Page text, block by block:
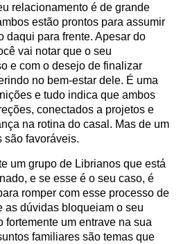
relacionamento é de grande
estão prontos para assumir
daqui para frente. Apesar do
vai notar que o seu
e com o desejo de finalizar
no bem-estar dele. É uma
e tudo indica que ambos
conectados a projetos e
na rotina do casal. Mas de um
são favoráveis.
um grupo de Librianos que está
e se esse é o seu caso, é
romper com esse processo de
as dúvidas bloqueiam o seu
fortemente um entrave na sua
familiares são temas que